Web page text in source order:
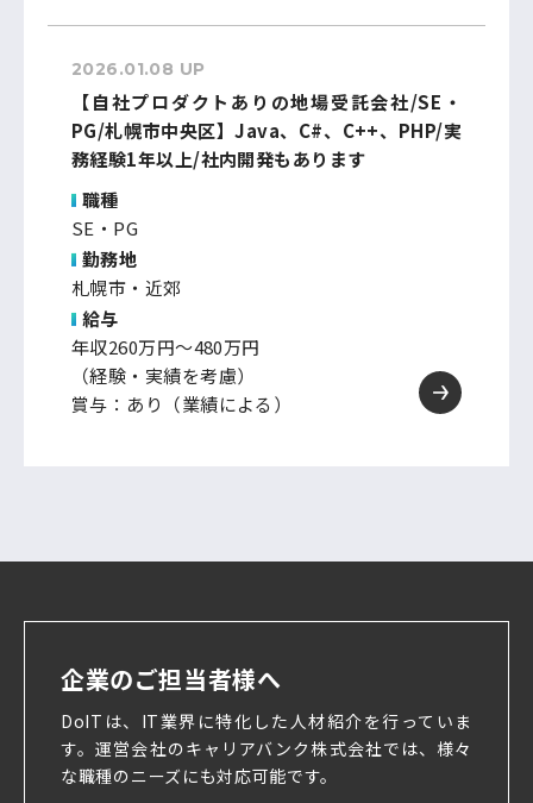
2026.01.08 UP
【自社プロダクトありの地場受託会社/SE・
PG/札幌市中央区】Java、C#、C++、PHP/実
務経験1年以上/社内開発もあります
職種
SE・PG
勤務地
札幌市・近郊
給与
年収260万円～480万円
（経験・実績を考慮）
賞与：あり（業績による）
企業のご担当者様へ
DoITは、IT業界に特化した人材紹介を行っていま
す。運営会社のキャリアバンク株式会社では、様々
な職種のニーズにも対応可能です。